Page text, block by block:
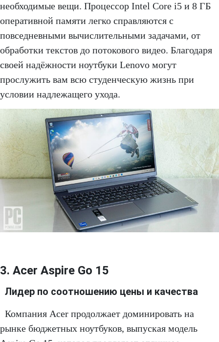
необходимые вещи. Процессор Intel Core i5 и 8 ГБ
оперативной памяти легко справляются с
повседневными вычислительными задачами, от
обработки текстов до потокового видео. Благодаря
своей надёжности ноутбуки Lenovo могут
прослужить вам всю студенческую жизнь при
условии надлежащего ухода.
3. Acer Aspire Go 15
Лидер по соотношению цены и качества
Компания Acer продолжает доминировать на
рынке бюджетных ноутбуков, выпуская модель